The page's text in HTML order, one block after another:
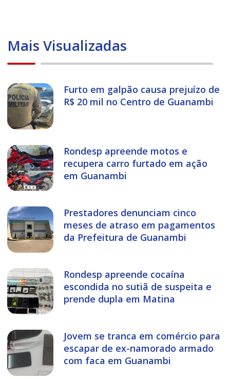
Mais Visualizadas
Furto em galpão causa prejuízo de
R$ 20 mil no Centro de Guanambi
Rondesp apreende motos e
recupera carro furtado em ação
em Guanambi
Prestadores denunciam cinco
meses de atraso em pagamentos
da Prefeitura de Guanambi
Rondesp apreende cocaína
escondida no sutiã de suspeita e
prende dupla em Matina
Jovem se tranca em comércio para
escapar de ex-namorado armado
com faca em Guanambi